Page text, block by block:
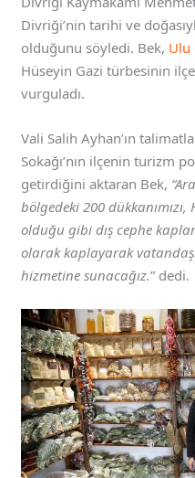
Divriği’nin tarihi ve
olduğunu söyledi. Bek, Ulu
Hüseyin Gazi türbesinin
vurguladı.
Vali Salih Ayhan’ın
Sokağı’nın ilçenin turizm
getirdiğini aktaran Bek,
bölgedeki 200
olduğu gibi dış cephe
olarak kaplayarak
hizmetine sunacağız.” dedi.